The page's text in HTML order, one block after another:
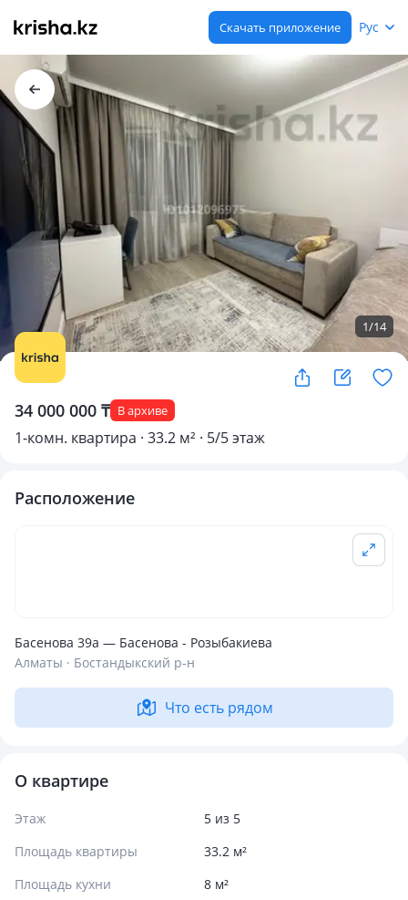
Скачать приложение Рус
1/14
34 000 000 ₸ В архиве
1-комн. квартира · 33.2 м² · 5/5 этаж
Расположение
Басенова 39а — Басенова - Розыбакиева
Алматы · Бостандыкский р-н
Что есть рядом
О квартире
Этаж
5 из 5
Площадь квартиры
33.2 м²
Площадь кухни
8 м²